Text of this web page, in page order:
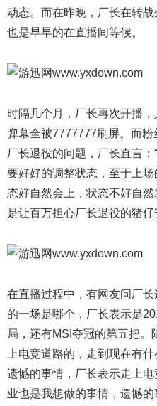
动态。而在昨晚，厂长在转
也是早早的在直播间等候。
时隔几个月，厂长再次开播
弹幕全被7777777刷屏。而
厂长退役的问题，厂长直言
要好好的调整状态，至于上
态好自然会上，状态不好自
是让百万担心厂长退役的猪仔
在直播过程中，有网友问厂
的一场是哪个，厂长表示是
局，还有MSI夺冠的第五把
上电竞道路的，走到现在有
遗憾的事情，厂长表示走上
业也是我想做的事情，遗憾